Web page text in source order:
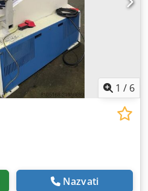
1 / 6
Nazvati